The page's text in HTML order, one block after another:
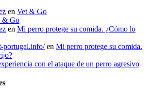
en Vet & Go
& Go
en Mi perro protege su comida. ¿Cómo lo
portugal.info/en Mi perro protege su comida.
con el ataque de un perro agresivo